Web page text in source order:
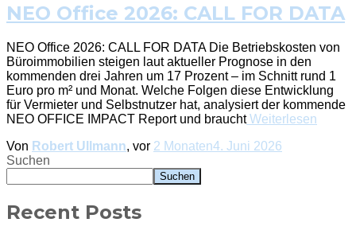
NEO Office 2026: CALL FOR DATA
NEO Office 2026: CALL FOR DATA Die Betriebskosten von
Büroimmobilien steigen laut aktueller Prognose in den
kommenden drei Jahren um 17 Prozent – im Schnitt rund 1
Euro pro m² und Monat. Welche Folgen diese Entwicklung
für Vermieter und Selbstnutzer hat, analysiert der kommende
NEO OFFICE IMPACT Report und brauchtWeiterlesen
Von Robert Ullmann, vor 2 Monaten4. Juni 2026
Suchen
Suchen
Recent Posts